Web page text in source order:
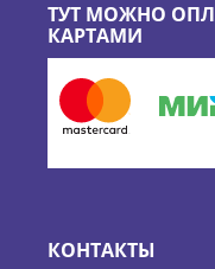
ТУТ МОЖНО
КАРТАМИ
КОНТАКТЫ